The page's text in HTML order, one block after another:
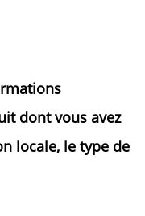
dont vous avez
locale, le type de